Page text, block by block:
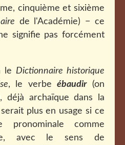
cinquième et sixième
de l'Académie) − ce
signifie pas forcément
le Dictionnaire historique
, le verbeébaudir(on
déjà archaïque dans la
plus en usage si ce
comme
avec le sens de